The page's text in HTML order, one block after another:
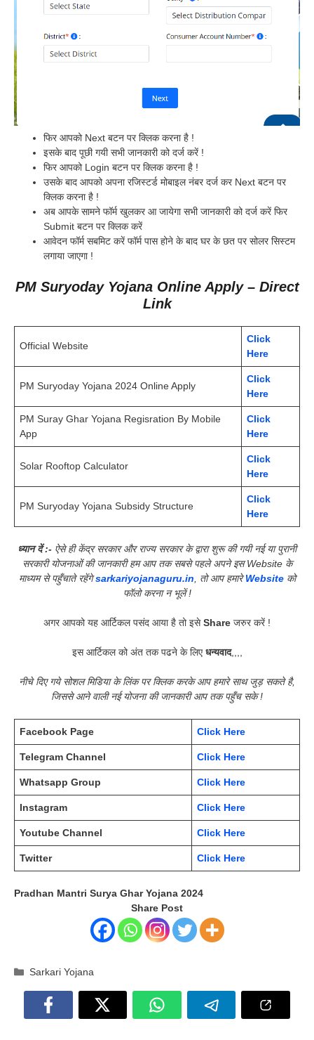
फिर आपको Next बटन पर क्लिक करना है !
इसके बाद पूछी गयी सभी जानकारी को दर्ज करें !
फिर आपको Login बटन पर क्लिक करना है !
उसके बाद आपको अपना रजिस्टर्ड मोबाइल नंबर दर्ज कर Next बटन पर
क्लिक करना है !
अब आपके सामने फॉर्म खुलकर आ जायेगा सभी जानकारी को दर्ज करें फिर
Submit बटन पर क्लिक करें
आवेदन फॉर्म सबमिट करें फॉर्म पास होने के बाद घर के छत पर सोलर सिस्टम
लगाया जाएगा !
PM Suryoday Yojana Online Apply – Direct
Link
Official Website
Click
Here
PM Suryoday Yojana 2024 Online Apply
Click
Here
PM Suray Ghar Yojana Regisration By Mobile
App
Click
Here
Solar Rooftop Calculator
Click
Here
PM Suryoday Yojana Subsidy Structure
Click
Here
ध्यान दें :- ऐसे ही केंद्र सरकार और राज्य सरकार के द्वारा शुरू की गयी नई या पुरानी
सरकारी योजनाओं की जानकारी हम आप तक सबसे पहले अपने इस Website के
माध्यम से पहुँचाते रहेंगेsarkariyojanaguru.in, तो आप हमारेWebsiteको
फॉलो करना न भूलें !
अगर आपको यह आर्टिकल पसंद आया है तो इसेShare जरुर करें !
इस आर्टिकल को अंत तक पढने के लिएधन्यवाद,,,,
नीचे दिए गये सोशल मिडिया के लिंक पर क्लिक करके आप हमारे साथ जुड़ सकते है,
जिससे आने वाली नई योजना की जानकारी आप तक पहुँच सके !
Facebook Page Click Here
Telegram Channel Click Here
Whatsapp Group Click Here
Instagram Click Here
Youtube Channel Click Here
Twitter Click Here
Pradhan Mantri Surya Ghar Yojana 2024
Share Post
Categories
Sarkari Yojana